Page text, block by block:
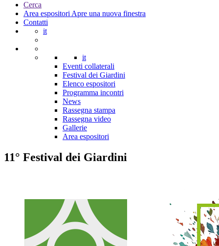
Cerca
Area espositori Apre una nuova finestra
Contatti
it
it
Eventi collaterali
Festival dei Giardini
Elenco espositori
Programma incontri
News
Rassegna stampa
Rassegna video
Gallerie
Area espositori
11° Festival dei Giardini